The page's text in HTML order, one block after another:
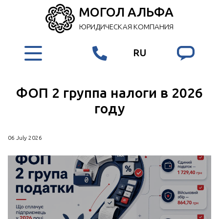
МОГОЛ АЛЬФА
ЮРИДИЧЕСКАЯ КОМПАНИЯ
RU
ФОП 2 группа налоги в 2026
году
06 July 2026